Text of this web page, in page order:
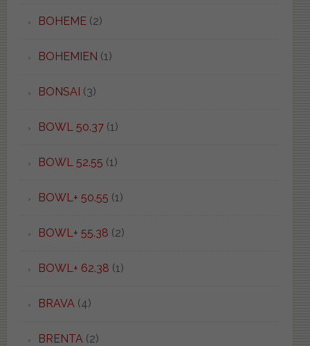
BOHEME(2)
BOHEMIEN (1)
BONSAI (3)
BOWL 50.37(1)
BOWL 52.55 (1)
BOWL+ 50.55 (1)
BOWL+ 55.38 (2)
BOWL+ 62.38 (1)
BRAVA(4)
BRENTA(2)